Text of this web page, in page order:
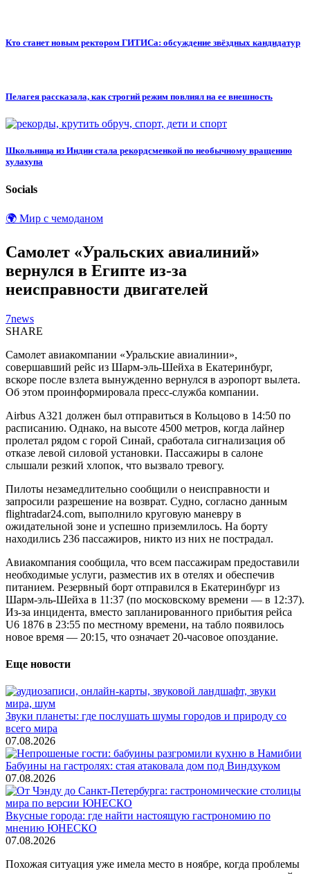
Кто станет новым ректором ГИТИСа: обсуждение звёздных кандидатур
Пелагея рассказала, как строгий режим повлиял на ее внешность
Школьница из Индии стала рекордсменкой по необычному вращению
хулахупа
Socials
🌍 Мир с чемоданом
Самолет «Уральских авиалиний»
вернулся в Египте из-за
неисправности двигателей
7news
SHARE
Самолет авиакомпании «Уральские авиалинии»,
совершавший рейс из Шарм-эль-Шейха в Екатеринбург,
вскоре после взлета вынужденно вернулся в аэропорт вылета.
Об этом проинформировала пресс-служба компании.
Airbus А321 должен был отправиться в Кольцово в 14:50 по
расписанию. Однако, на высоте 4500 метров, когда лайнер
пролетал рядом с горой Синай, сработала сигнализация об
отказе левой силовой установки. Пассажиры в салоне
слышали резкий хлопок, что вызвало тревогу.
Пилоты незамедлительно сообщили о неисправности и
запросили разрешение на возврат. Судно, согласно данным
flightradar24.com, выполнило круговую маневру в
ожидательной зоне и успешно приземлилось. На борту
находились 236 пассажиров, никто из них не пострадал.
Авиакомпания сообщила, что всем пассажирам предоставили
необходимые услуги, разместив их в отелях и обеспечив
питанием. Резервный борт отправился в Екатеринбург из
Шарм-эль-Шейха в 11:37 (по московскому времени — в 12:37).
Из-за инцидента, вместо запланированного прибытия рейса
U6 1876 в 23:55 по местному времени, на табло появилось
новое время — 20:15, что означает 20-часовое опоздание.
Еще новости
Звуки планеты: где послушать шумы городов и природу со
всего мира
07.08.2026
Бабуины на гастролях: стая атаковала дом под Виндхуком
07.08.2026
Вкусные города: где найти настоящую гастрономию по
мнению ЮНЕСКО
07.08.2026
Похожая ситуация уже имела место в ноябре, когда проблемы